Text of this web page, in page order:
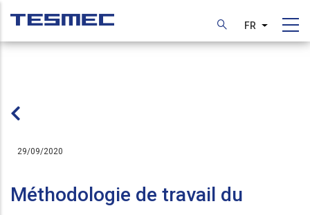
contenu
FR Lister les
29/09/2020
Méthodologie de travail du